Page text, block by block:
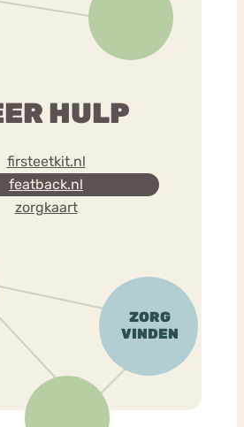
HULP
firsteetkit.nl
featback.nl
zorgkaart